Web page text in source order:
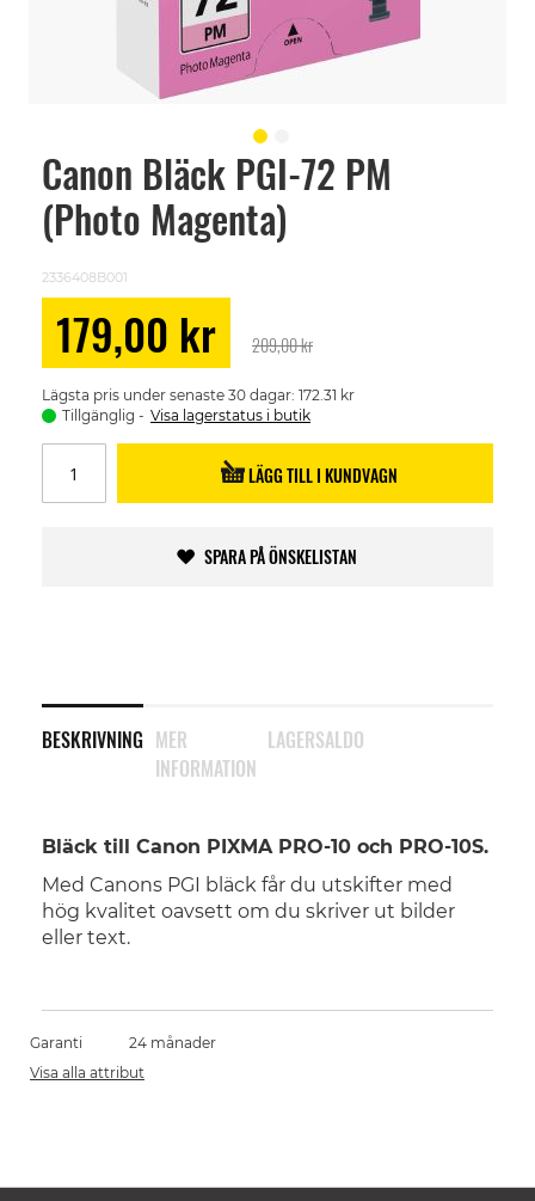
Canon Bläck PGI-72 PM
(Photo Magenta)
2336408B001
Price
179,00 kr 209,00 kr
Lägsta pris under senaste 30 dagar: 172.31 kr
Tillgänglig
Visa lagerstatus i butik
LÄGG TILL I KUNDVAGN
SPARA PÅ ÖNSKELISTAN
BESKRIVNING
Bläck till Canon PIXMA PRO-10 och PRO-10S.
Med Canons PGI bläck får du utskifter med
hög kvalitet oavsett om du skriver ut bilder
eller text.
MER
INFORMATION
LAGERSALDO
Skip
beginning
images
gallery
Garanti
24 månader
Visa alla attribut